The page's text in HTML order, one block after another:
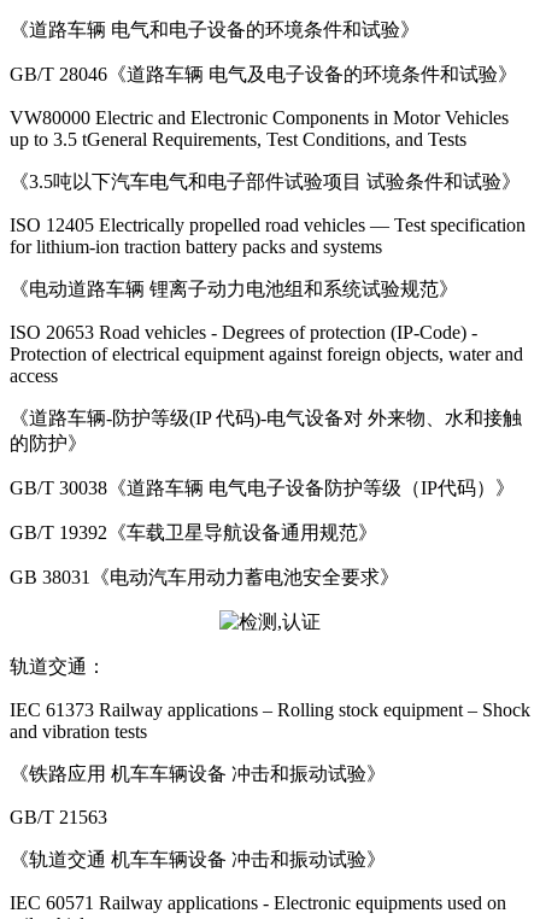
《道路车辆 电气和电子设备的环境条件和试验》
GB/T 28046《道路车辆 电气及电子设备的环境条件和试验》
VW80000 Electric and Electronic Components in Motor Vehicles
up to 3.5 tGeneral Requirements, Test Conditions, and Tests
《3.5吨以下汽车电气和电子部件试验项目 试验条件和试验》
ISO 12405 Electrically propelled road vehicles — Test specification
for lithium-ion traction battery packs and systems
《电动道路车辆 锂离子动力电池组和系统试验规范》
ISO 20653 Road vehicles - Degrees of protection (IP-Code) -
Protection of electrical equipment against foreign objects, water and
access
《道路车辆-防护等级(IP 代码)-电气设备对 外来物、水和接触
的防护》
GB/T 30038《道路车辆 电气电子设备防护等级（IP代码）》
GB/T 19392《车载卫星导航设备通用规范》
GB 38031《电动汽车用动力蓄电池安全要求》
轨道交通：
IEC 61373 Railway applications – Rolling stock equipment – Shock
and vibration tests
《铁路应用 机车车辆设备 冲击和振动试验》
GB/T 21563
《轨道交通 机车车辆设备 冲击和振动试验》
IEC 60571 Railway applications - Electronic equipments used on